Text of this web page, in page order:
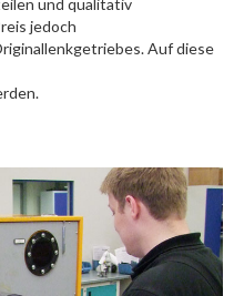
und qualitativ
jedoch
Auf diese